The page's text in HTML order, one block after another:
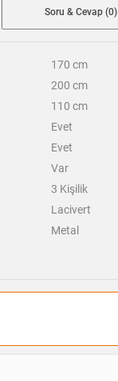
Soru & Cevap (0)
170 cm
200 cm
110 cm
Evet
Evet
Var
3 Kişilik
Lacivert
Metal